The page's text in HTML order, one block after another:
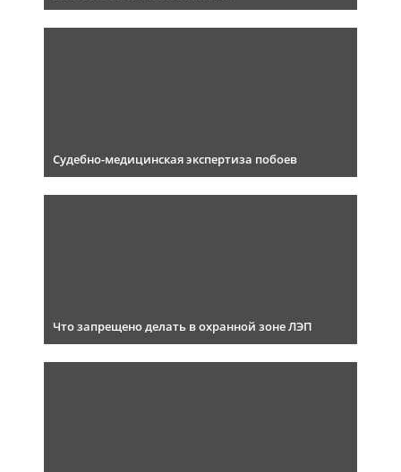
Судебно-медицинская экспертиза побоев
Что запрещено делать в охранной зоне ЛЭП